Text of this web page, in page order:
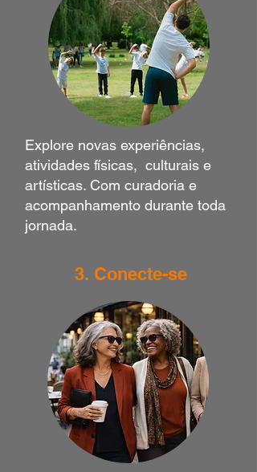
Explore novas experiências,
atividades físicas, culturais e
artísticas. Com curadoria e
acompanhamento durante toda
jornada.
3. Conecte-se